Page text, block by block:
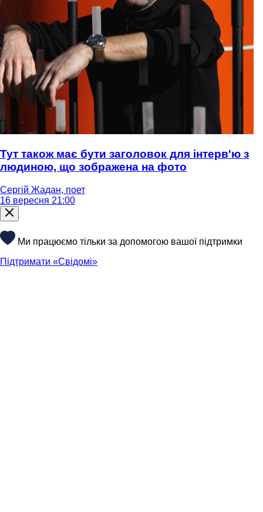
Тут також має бути заголовок для інтерв'ю з
людиною, що зображена на фото
Сергій Жадан, поет
16 вересня 21:00
Ми працюємо тільки за допомогою вашої підтримки
Підтримати «Свідомі»